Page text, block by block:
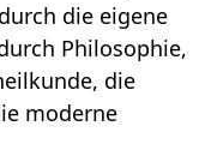
die eigene
Philosophie,
die
moderne